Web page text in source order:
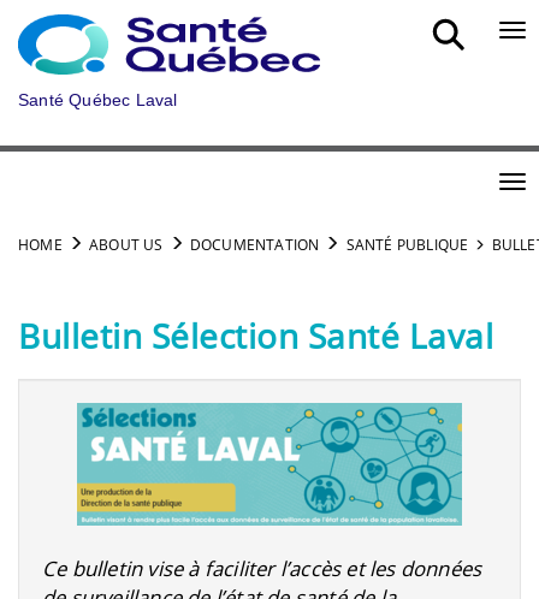
Skip to main content
Santé Québec Laval
HOME ABOUT US DOCUMENTATION SANTÉ PUBLIQUE
Bulletin Sélection Santé Laval
Ce bulletin vise à faciliter l’accès et les données